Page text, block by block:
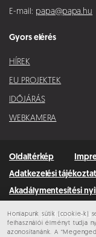
Honlapunk sütik (cookie-k)
felhasználói élményt tudja
azonosítanánk. A
E-mail: papa@papa.hu
Gyors elérés
HÍREK
EU PROJEKTEK
IDŐJÁRÁS
WEBKAMERA
Oldaltérkép
Adatkezelési
Akadálymentesítési
Minden jog fenntartva